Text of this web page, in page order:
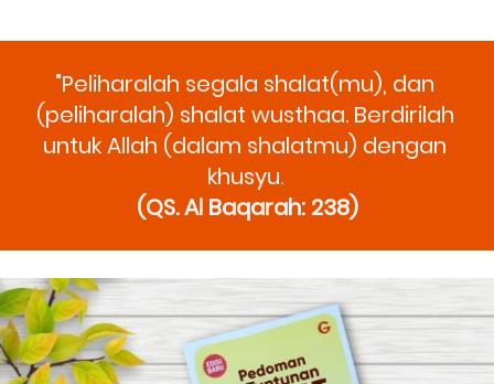
"Peliharalah segala shalat(mu), dan
(peliharalah) shalat wusthaa. Berdirilah
untuk Allah (dalam shalatmu) dengan
khusyu.
(QS. Al Baqarah: 238)